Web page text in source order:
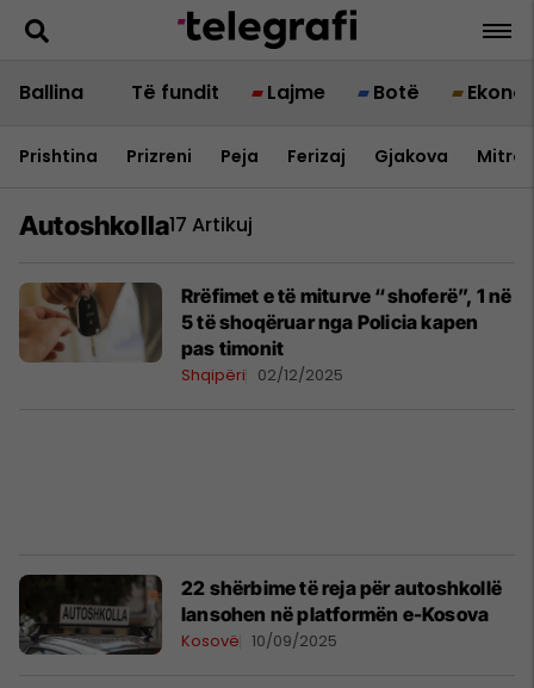
Ballina Të fundit Lajme Botë
Prishtina Prizreni Peja Ferizaj Gjakova
Autoshkolla17 Artikuj
Rrëfimet e të miturve “shoferë”, 1 në
5 të shoqëruar nga Policia kapen
pas timonit
Shqipëri 02/12/2025
22 shërbime të reja për autoshkollë
lansohen në platformën e-Kosova
Kosovë 10/09/2025